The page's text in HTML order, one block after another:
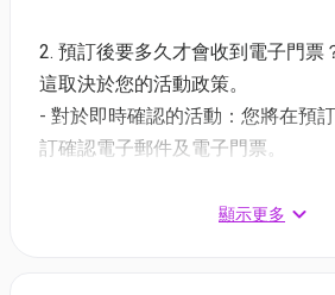
原價95折 至7月8日 - $1254 | 原價
報名可免費獲得﹕
1. ASG 訓練汗衣
2. 預訂後要多久才會收到電子門票
這取決於您的活動政策。
- 對於即時確認的活動：您將在預
訂確認電子郵件及電子門票。
1 - 3 個工作天內發送到您所登記的
顯示更多